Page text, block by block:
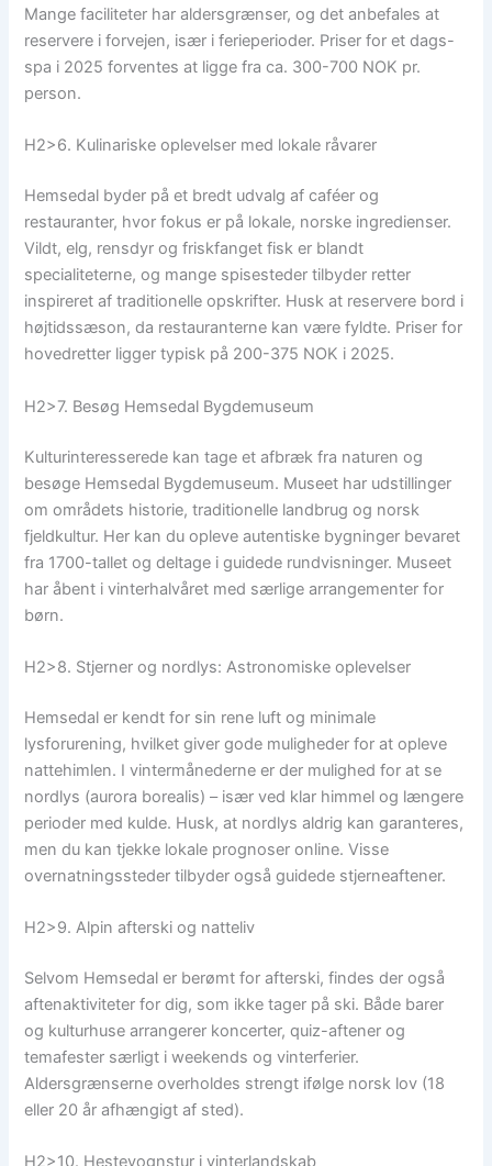
Mange faciliteter har aldersgrænser, og det anbefales at
reservere i forvejen, især i ferieperioder. Priser for et dags-
spa i 2025 forventes at ligge fra ca. 300-700 NOK pr.
person.
H2>6. Kulinariske oplevelser med lokale råvarer
Hemsedal byder på et bredt udvalg af caféer og
restauranter, hvor fokus er på lokale, norske ingredienser.
Vildt, elg, rensdyr og friskfanget fisk er blandt
specialiteterne, og mange spisesteder tilbyder retter
inspireret af traditionelle opskrifter. Husk at reservere bord i
højtidssæson, da restauranterne kan være fyldte. Priser for
hovedretter ligger typisk på 200-375 NOK i 2025.
H2>7. Besøg Hemsedal Bygdemuseum
Kulturinteresserede kan tage et afbræk fra naturen og
besøge Hemsedal Bygdemuseum. Museet har udstillinger
om områdets historie, traditionelle landbrug og norsk
fjeldkultur. Her kan du opleve autentiske bygninger bevaret
fra 1700-tallet og deltage i guidede rundvisninger. Museet
har åbent i vinterhalvåret med særlige arrangementer for
børn.
H2>8. Stjerner og nordlys: Astronomiske oplevelser
Hemsedal er kendt for sin rene luft og minimale
lysforurening, hvilket giver gode muligheder for at opleve
nattehimlen. I vintermånederne er der mulighed for at se
nordlys (aurora borealis) – især ved klar himmel og længere
perioder med kulde. Husk, at nordlys aldrig kan garanteres,
men du kan tjekke lokale prognoser online. Visse
overnatningssteder tilbyder også guidede stjerneaftener.
H2>9. Alpin afterski og natteliv
Selvom Hemsedal er berømt for afterski, findes der også
aftenaktiviteter for dig, som ikke tager på ski. Både barer
og kulturhuse arrangerer koncerter, quiz-aftener og
temafester særligt i weekends og vinterferier.
Aldersgrænserne overholdes strengt ifølge norsk lov (18
eller 20 år afhængigt af sted).
H2>10. Hestevognstur i vinterlandskab